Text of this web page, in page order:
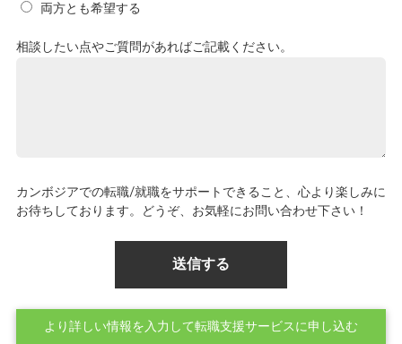
両方とも希望する
相談したい点やご質問があればご記載ください。
カンボジアでの転職/就職をサポートできること、心より楽しみに
お待ちしております。どうぞ、お気軽にお問い合わせ下さい！
より詳しい情報を入力して転職支援サービスに申し込む